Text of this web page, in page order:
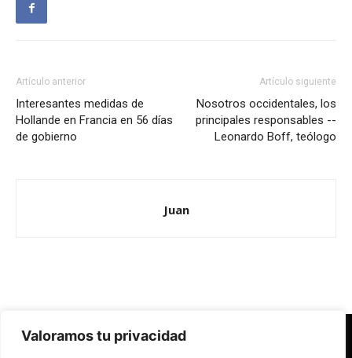
Valoramos tu privacidad
Artículo anterior
Interesantes medidas de
Hollande en Francia en 56 días
de gobierno
Artículo siguiente
Nosotros occidentales, los
principales responsables --
Leonardo Boff, teólogo
Juan
Redes Cristianas